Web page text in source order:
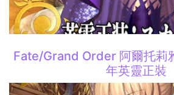
Fate/Grand Order 阿爾托莉
年英靈正裝